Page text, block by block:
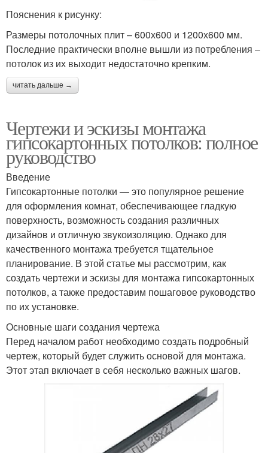
Пояснения к рисунку:
Размеры потолочных плит – 600х600 и 1200х600 мм.
Последние практически вполне вышли из потребления –
потолок из их выходит недостаточно крепким.
читать дальше →
Чертежи и эскизы монтажа
гипсокартонных потолков: полное
руководство
Введение
Гипсокартонные потолки — это популярное решение
для оформления комнат, обеспечивающее гладкую
поверхность, возможность создания различных
дизайнов и отличную звукоизоляцию. Однако для
качественного монтажа требуется тщательное
планирование. В этой статье мы рассмотрим, как
создать чертежи и эскизы для монтажа гипсокартонных
потолков, а также предоставим пошаговое руководство
по их установке.
Основные шаги создания чертежа
Перед началом работ необходимо создать подробный
чертеж, который будет служить основой для монтажа.
Этот этап включает в себя несколько важных шагов.